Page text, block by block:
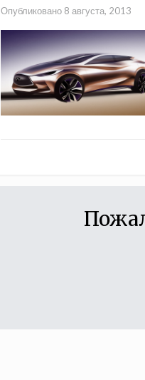
Опубликовано 8 августа, 2013